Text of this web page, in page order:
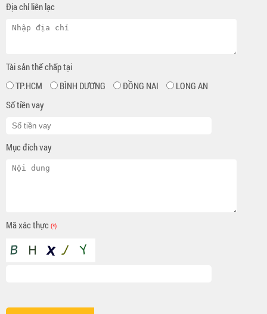
Địa chỉ liên lạc
Tài sản thế chấp tại
TP.HCM
BÌNH DƯƠNG ĐỒNG NAI
LONG AN
Số tiền vay
Mục đích vay
Mã xác thực (*)